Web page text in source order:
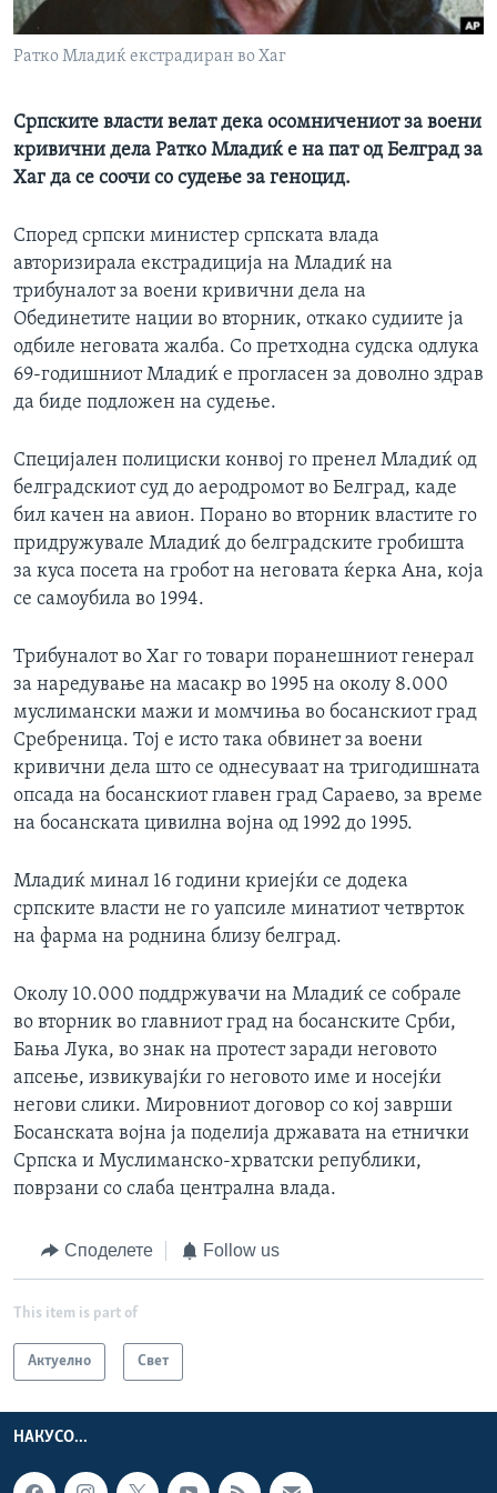
Ратко Младиќ екстрадиран во Хаг
Српските власти велат дека осомничениот за воени
кривични дела Ратко Младиќ е на пат од Белград за
Хаг да се соочи со судење за геноцид.
Според српски министер српската влада
авторизирала екстрадиција на Младиќ на
трибуналот за воени кривични дела на
Обединетите нации во вторник, откако судиите ја
одбиле неговата жалба. Со претходна судска одлука
69-годишниот Младиќ е прогласен за доволно здрав
да биде подложен на судење.
Специјален полициски конвој го пренел Младиќ од
белградскиот суд до аеродромот во Белград, каде
бил качен на авион. Порано во вторник властите го
придружувале Младиќ до белградските гробишта
за куса посета на гробот на неговата ќерка Ана, која
се самоубила во 1994.
Трибуналот во Хаг го товари поранешниот генерал
за наредување на масакр во 1995 на околу 8.000
муслимански мажи и момчиња во босанскиот град
Сребреница. Тој е исто така обвинет за воени
кривични дела што се однесуваат на тригодишната
опсада на босанскиот главен град Сараево, за време
на босанската цивилна војна од 1992 до 1995.
Младиќ минал 16 години криејќи се додека
српските власти не го уапсиле минатиот четврток
на фарма на роднина близу белград.
Околу 10.000 поддржувачи на Младиќ се собрале
во вторник во главниот град на босанските Срби,
Бања Лука, во знак на протест заради неговото
апсење, извикувајќи го неговото име и носејќи
негови слики. Мировниот договор со кој заврши
Босанската војна ја поделија државата на етнички
Српска и Муслиманско-хрватски републики,
поврзани со слаба централна влада.
Споделете Follow us
This item is part of
Актуелно Свет
НАКУСО...